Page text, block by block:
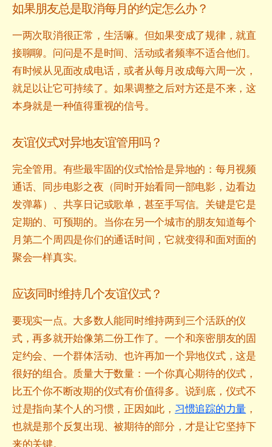
如果朋友总是取消每月的约定怎么办？
一两次取消很正常，生活嘛。但如果变成了规律，就直
接聊聊。问问是不是时间、活动或者频率不适合他们。
有时候从见面改成电话，或者从每月改成每六周一次，
就足以让它可持续了。如果调整之后对方还是不来，这
本身就是一种值得重视的信号。
友谊仪式对异地友谊管用吗？
完全管用。有些最牢固的仪式恰恰是异地的：每月视频
通话、同步电影之夜（同时开始看同一部电影，边看边
发弹幕）、共享日记或歌单，甚至手写信。关键是它是
定期的、可预期的。当你在另一个城市的朋友知道每个
月第二个周四是你们的通话时间，它就变得和面对面的
聚会一样真实。
应该同时维持几个友谊仪式？
要现实一点。大多数人能同时维持两到三个活跃的仪
式，再多就开始像第二份工作了。一个和亲密朋友的固
定约会、一个群体活动、也许再加一个异地仪式，这是
很好的组合。质量大于数量：一个你真心期待的仪式，
比五个你不断改期的仪式有价值得多。说到底，仪式不
过是指向某个人的习惯，正因如此， 习惯追踪的力量 ，
也就是那个反复出现、被期待的部分，才是让它坚持下
来的关键。